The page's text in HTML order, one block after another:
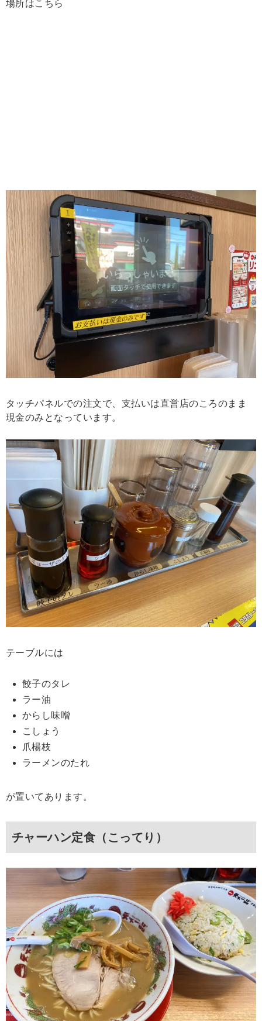
場所はこちら
タッチパネルでの注文で、支払いは直営店のころのまま
現金のみとなっています。
テーブルには
餃子のタレ
ラー油
からし味噌
こしょう
爪楊枝
ラーメンのたれ
が置いてあります。
チャーハン定食（こってり）